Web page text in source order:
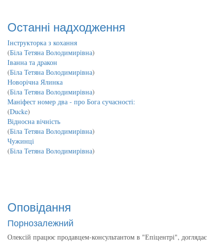
Останні надходження
Інструкторка з кохання
(Біла Тетяна Володимирівна)
Іванна та дракон
(Біла Тетяна Володимирівна)
Новорічна Ялинка
(Біла Тетяна Володимирівна)
Маніфест номер два - про Бога сучасності:
(Ducke)
Відносна вічність
(Біла Тетяна Володимирівна)
Чужинці
(Біла Тетяна Володимирівна)
Оповідання
Порнозалежний
Олексій працює продавцем-консультантом в "Епіцентрі", доглядає